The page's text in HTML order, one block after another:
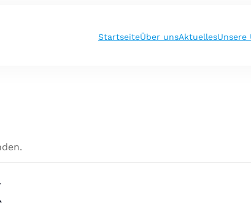
StartseiteÜber unsAktuellesUnsere